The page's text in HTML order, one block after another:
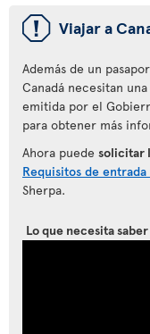
ü Viajar a
Además de un
Canadá necesitan una
emitida por el
para obtener más
Ahora puede solicitar
Requisitos de entrada
Sherpa.
Lo que necesita saber